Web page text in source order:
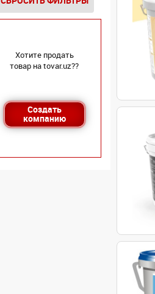
Хотите продать
товар на tovar.uz??
Создать
компанию